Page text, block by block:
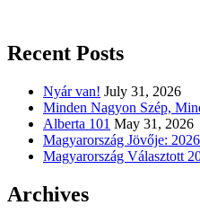
Recent Posts
Nyár van! July 31, 2026
Minden Nagyon Szép,
Alberta 101 May 31, 2026
Magyarország Jövője:
Magyarország Választott
Archives